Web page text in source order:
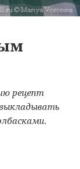
рецепт
выкладывать
кремом